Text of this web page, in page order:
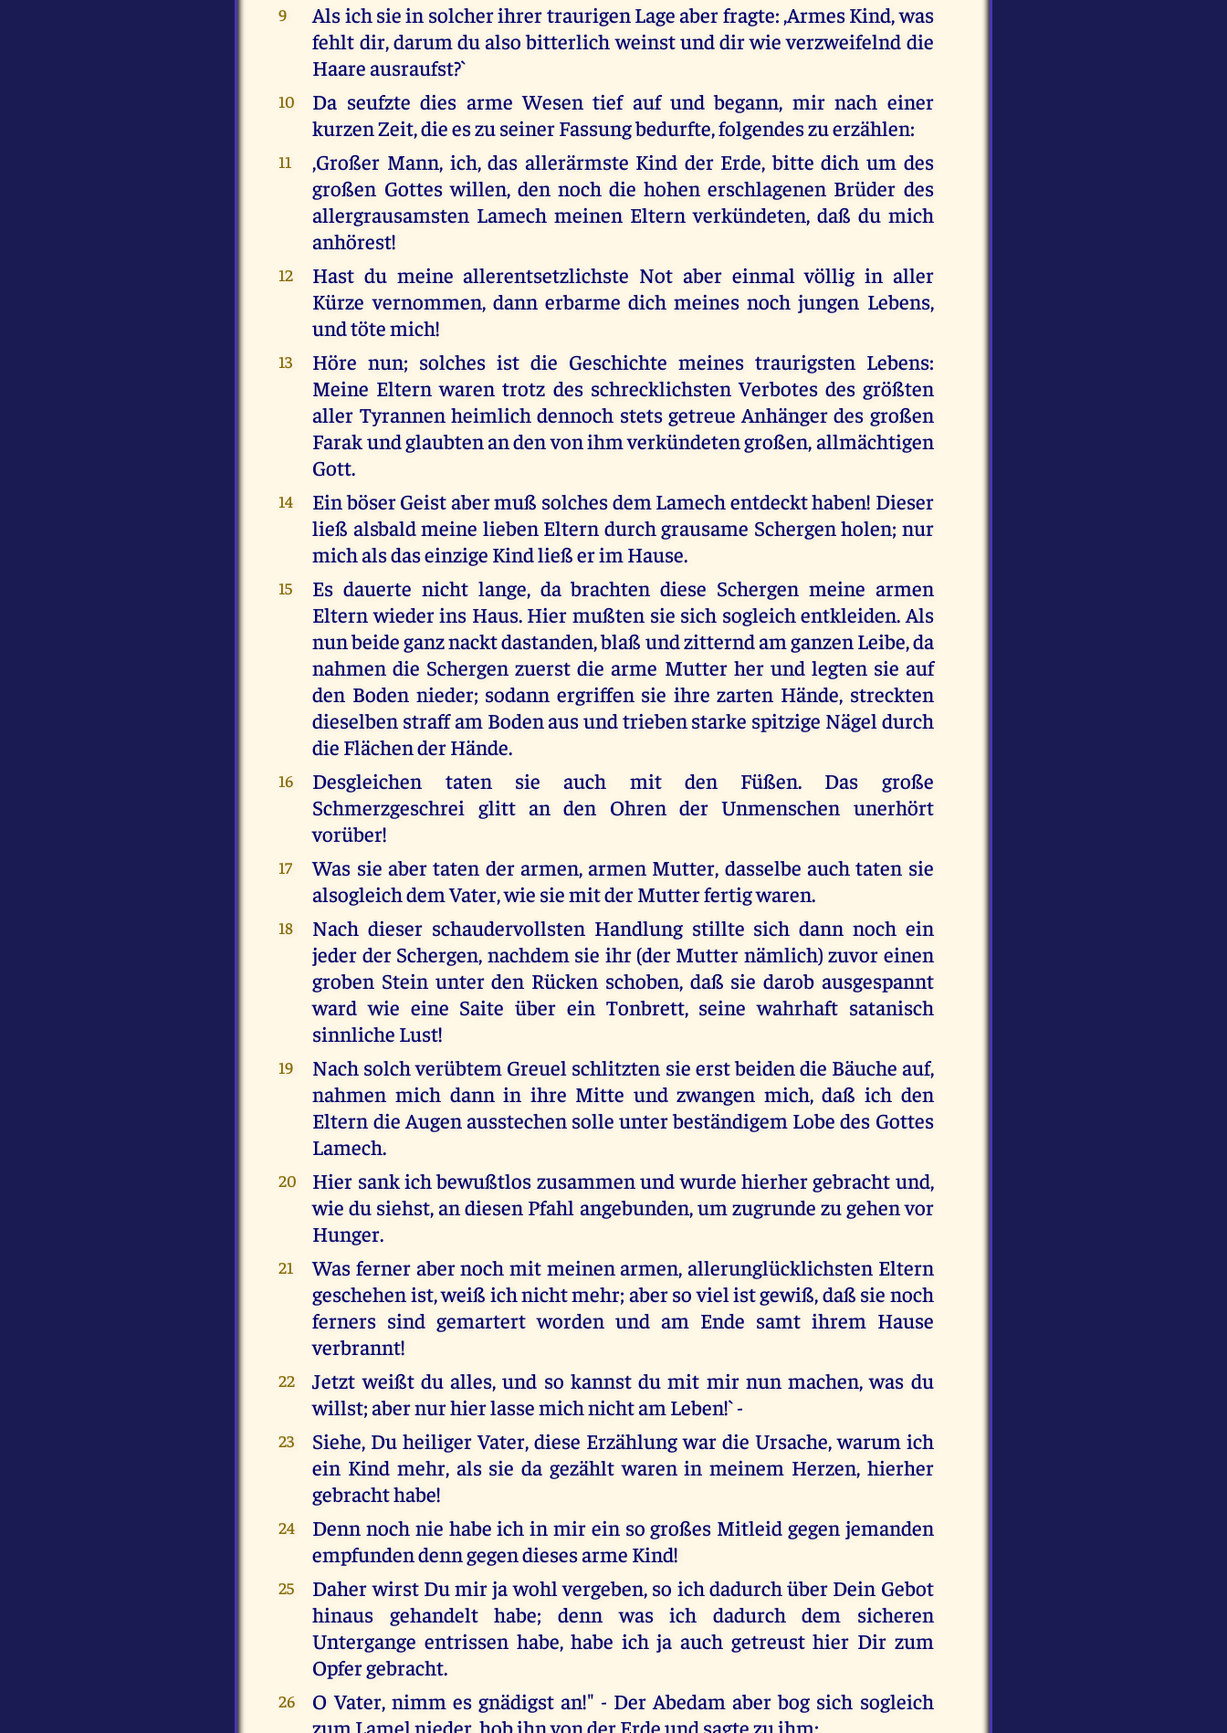
9
Als ich sie in solcher ihrer traurigen Lage aber fragte: ,Armes Kind, was
fehlt dir, darum du also bitterlich weinst und dir wie verzweifelnd die
Haare ausraufst?`
10
Da seufzte dies arme Wesen tief auf und begann, mir nach einer
kurzen Zeit, die es zu seiner Fassung bedurfte, folgendes zu erzählen:
11
,Großer Mann, ich, das allerärmste Kind der Erde, bitte dich um des
großen Gottes willen, den noch die hohen erschlagenen Brüder des
allergrausamsten Lamech meinen Eltern verkündeten, daß du mich
anhörest!
12
Hast du meine allerentsetzlichste Not aber einmal völlig in aller
Kürze vernommen, dann erbarme dich meines noch jungen Lebens,
und töte mich!
13
Höre nun; solches ist die Geschichte meines traurigsten Lebens:
Meine Eltern waren trotz des schrecklichsten Verbotes des größten
aller Tyrannen heimlich dennoch stets getreue Anhänger des großen
Farak und glaubten an den von ihm verkündeten großen, allmächtigen
Gott.
14
Ein böser Geist aber muß solches dem Lamech entdeckt haben! Dieser
ließ alsbald meine lieben Eltern durch grausame Schergen holen; nur
mich als das einzige Kind ließ er im Hause.
15
Es dauerte nicht lange, da brachten diese Schergen meine armen
Eltern wieder ins Haus. Hier mußten sie sich sogleich entkleiden. Als
nun beide ganz nackt dastanden, blaß und zitternd am ganzen Leibe, da
nahmen die Schergen zuerst die arme Mutter her und legten sie auf
den Boden nieder; sodann ergriffen sie ihre zarten Hände, streckten
dieselben straff am Boden aus und trieben starke spitzige Nägel durch
die Flächen der Hände.
16
Desgleichen taten sie auch mit den Füßen. Das große
Schmerzgeschrei glitt an den Ohren der Unmenschen unerhört
vorüber!
17
Was sie aber taten der armen, armen Mutter, dasselbe auch taten sie
alsogleich dem Vater, wie sie mit der Mutter fertig waren.
18
Nach dieser schaudervollsten Handlung stillte sich dann noch ein
jeder der Schergen, nachdem sie ihr (der Mutter nämlich) zuvor einen
groben Stein unter den Rücken schoben, daß sie darob ausgespannt
ward wie eine Saite über ein Tonbrett, seine wahrhaft satanisch
sinnliche Lust!
19
Nach solch verübtem Greuel schlitzten sie erst beiden die Bäuche auf,
nahmen mich dann in ihre Mitte und zwangen mich, daß ich den
Eltern die Augen ausstechen solle unter beständigem Lobe des Gottes
Lamech.
20
Hier sank ich bewußtlos zusammen und wurde hierher gebracht und,
wie du siehst, an diesen Pfahl angebunden, um zugrunde zu gehen vor
Hunger.
21
Was ferner aber noch mit meinen armen, allerunglücklichsten Eltern
geschehen ist, weiß ich nicht mehr; aber so viel ist gewiß, daß sie noch
ferners sind gemartert worden und am Ende samt ihrem Hause
verbrannt!
22
Jetzt weißt du alles, und so kannst du mit mir nun machen, was du
willst; aber nur hier lasse mich nicht am Leben!` -
23
Siehe, Du heiliger Vater, diese Erzählung war die Ursache, warum ich
ein Kind mehr, als sie da gezählt waren in meinem Herzen, hierher
gebracht habe!
24
Denn noch nie habe ich in mir ein so großes Mitleid gegen jemanden
empfunden denn gegen dieses arme Kind!
25
Daher wirst Du mir ja wohl vergeben, so ich dadurch über Dein Gebot
hinaus gehandelt habe; denn was ich dadurch dem sicheren
Untergange entrissen habe, habe ich ja auch getreust hier Dir zum
Opfer gebracht.
26
O Vater, nimm es gnädigst an!" - Der Abedam aber bog sich sogleich
zum Lamel nieder, hob ihn von der Erde und sagte zu ihm: